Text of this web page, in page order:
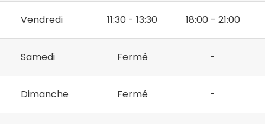
Vendredi 11:30 - 13:30 18:00 - 21:00
Samedi Fermé -
Dimanche Fermé -